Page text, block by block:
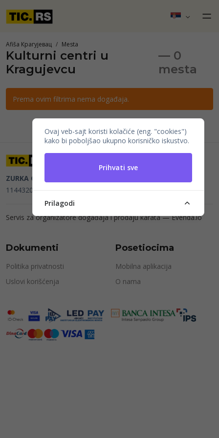
Afiša Крагујевац Mesta
Kulturni centri u
Kragujevcu
— 0
mesta
Prema ovim filtrima nema događaja.
ZURKA CE BITI DOO
114432064, MB 22023195,mail@tic.rs, +381 63 173 3142
Servis za organizatore događaja i prodaju karata —Evenda.io
Dokumenti
Politika privatnosti
Uslovi korišćenja
Posetiocima
Mobilna aplikacija
O nama
Ovaj veb-sajt koristi kolačiće (eng. "cookies")
kako bi poboljšao ukupno korisničko iskustvo.
Prihvati sve
Prilagodi